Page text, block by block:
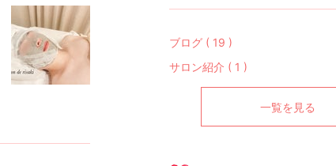
ブログ ( 19 )
サロン紹介 ( 1 )
一覧を見る